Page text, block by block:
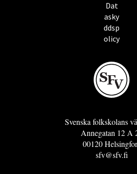
Dat
asky
ddsp
olicy
Svenska folkskolans
Annegatan 12 A
00120
sfv@sfv.fi